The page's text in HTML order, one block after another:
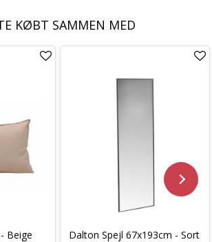
KØBT SAMMEN MED
Beige Dalton Spejl 67x193cm - Sort